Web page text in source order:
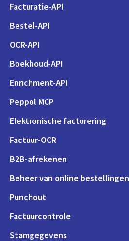
Facturatie-API
Bestel-API
OCR-API
Boekhoud-API
Enrichment-API
Peppol MCP
Elektronische facturering
Factuur-OCR
B2B-afrekenen
Beheer van online bestellingen
Punchout
Factuurcontrole
Stamgegevens